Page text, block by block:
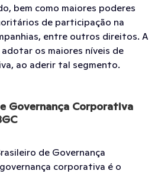
bem como maiores poderes
de participação na
entre outros direitos. A
os maiores níveis de
ao aderir tal segmento.
Governança Corporativa
de Governança
corporativa é o